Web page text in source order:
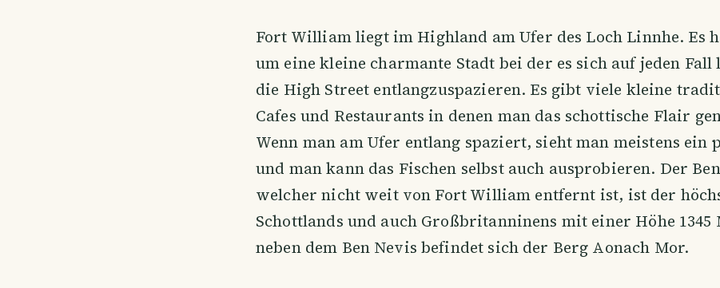
Fort William liegt im Highland am Ufer des Loch Linnhe. Es
um eine kleine charmante Stadt bei der es sich auf jeden
die High Street entlangzuspazieren. Es gibt viele kleine
Cafes und Restaurants in denen man das schottische Flair
Wenn man am Ufer entlang spaziert, sieht man meistens ein
und man kann das Fischen selbst auch ausprobieren. Der
welcher nicht weit von Fort William entfernt ist, ist der
Schottlands und auch Großbritanninens mit einer Höhe 1345
neben dem Ben Nevis befindet sich der Berg Aonach Mor.